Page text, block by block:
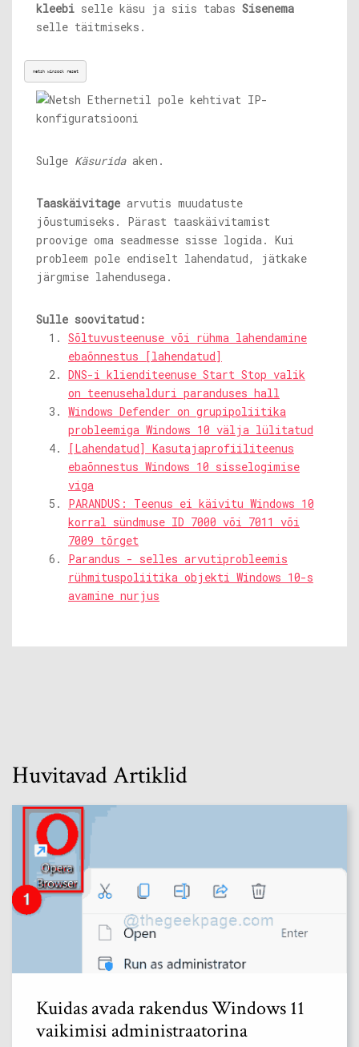
kleebi selle käsu ja siis tabas Sisenema
selle täitmiseks.
netsh winsock reset
Sulge Käsuridaaken.
Taaskäivitage arvutis muudatuste
jõustumiseks. Pärast taaskäivitamist
proovige oma seadmesse sisse logida. Kui
probleem pole endiselt lahendatud, jätkake
järgmise lahendusega.
Sulle soovitatud:
Sõltuvusteenuse või rühma lahendamine
ebaõnnestus [lahendatud]
DNS-i klienditeenuse Start Stop valik
on teenusehalduri paranduses hall
Windows Defender on grupipoliitika
probleemiga Windows 10 välja lülitatud
[Lahendatud] Kasutajaprofiiliteenus
ebaõnnestus Windows 10 sisselogimise
viga
PARANDUS: Teenus ei käivitu Windows 10
korral sündmuse ID 7000 või 7011 või
7009 tõrget
Parandus - selles arvutiprobleemis
rühmituspoliitika objekti Windows 10-s
avamine nurjus
Huvitavad Artiklid
Kuidas avada rakendus Windows 11
vaikimisi administraatorina